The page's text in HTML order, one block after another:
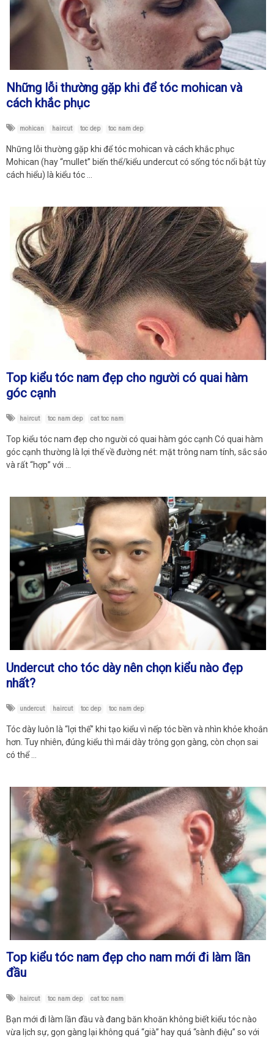
Những lỗi thường gặp khi để tóc mohican và
cách khắc phục
mohican haircut toc dep toc nam dep
Những lỗi thường gặp khi để tóc mohican và cách khắc phục
Mohican (hay “mullet” biến thể/kiểu undercut có sống tóc nổi bật tùy
cách hiểu) là kiểu tóc …
Top kiểu tóc nam đẹp cho người có quai hàm
góc cạnh
haircut toc nam dep cat toc nam
Top kiểu tóc nam đẹp cho người có quai hàm góc cạnh Có quai hàm
góc cạnh thường là lợi thế về đường nét: mặt trông nam tính, sắc sảo
và rất “hợp” với …
Undercut cho tóc dày nên chọn kiểu nào đẹp
nhất?
undercut haircut toc dep toc nam dep
Tóc dày luôn là “lợi thế” khi tạo kiểu vì nếp tóc bền và nhìn khỏe khoắn
hơn. Tuy nhiên, đúng kiểu thì mái dày trông gọn gàng, còn chọn sai
có thể …
Top kiểu tóc nam đẹp cho nam mới đi làm lần
đầu
haircut toc nam dep cat toc nam
Bạn mới đi làm lần đầu và đang băn khoăn không biết kiểu tóc nào
vừa lịch sự, gọn gàng lại không quá “già” hay quá “sành điệu” so với